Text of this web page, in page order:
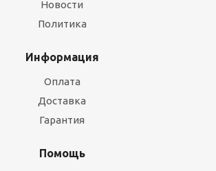
Новости
Политика
Информация
Оплата
Доставка
Гарантия
Помощь